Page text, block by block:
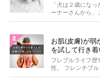
「犬は２歳にな
ーナーさんから、
お肌(皮膚)が弱
を試して行き
フレブルライフ歴
性。 フレンチブ
者...